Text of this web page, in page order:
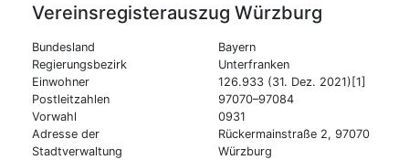
Vereinsregisterauszug Würzburg
Bundesland
Bayern
Regierungsbezirk
Unterfranken
Einwohner
126.933 (31. Dez. 2021)[1]
Postleitzahlen
97070–97084
Vorwahl
0931
Adresse der
Stadtverwaltung
Rückermainstraße 2, 97070
Würzburg